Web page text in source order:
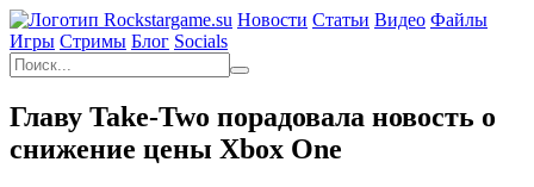
Новости Статьи Видео Файлы
Игры Cтримы Блог Socials
Главу Take-Two порадовала новость о
снижение цены Xbox One